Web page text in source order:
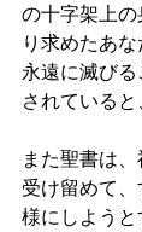
の十字架上
り求めたあな
永遠に滅び
されていると
また聖書は
受け留めて
様にしよう